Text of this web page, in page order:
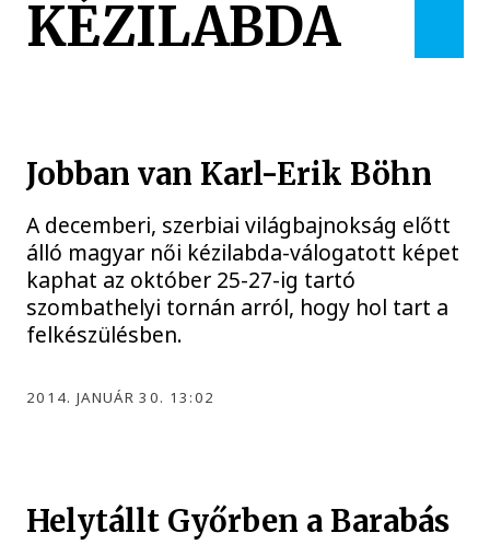
KÉZILABDA
Jobban van Karl-Erik Böhn
A decemberi, szerbiai világbajnokság előtt
álló magyar női kézilabda-válogatott képet
kaphat az október 25-27-ig tartó
szombathelyi tornán arról, hogy hol tart a
felkészülésben.
2014. JANUÁR 30. 13:02
Helytállt Győrben a Barabás